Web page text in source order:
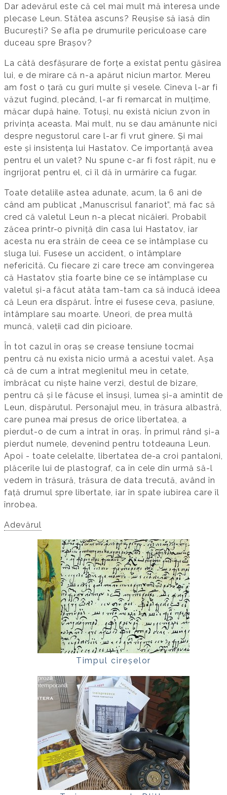
Dar adevărul este că cel mai mult mă interesa unde
plecase Leun. Stătea ascuns? Reușise să iasă din
București? Se afla pe drumurile periculoase care
duceau spre Brașov?
La câtă desfășurare de forțe a existat pentu găsirea
lui, e de mirare că n-a apărut niciun martor. Mereu
am fost o țară cu guri multe și vesele. Cineva l-ar fi
văzut fugind, plecând, l-ar fi remarcat în mulțime,
măcar după haine. Totuși, nu există niciun zvon în
privința aceasta. Mai mult, nu se dau amănunte nici
despre negustorul care l-ar fi vrut ginere. Și mai
este și insistența lui Hastatov. Ce importanță avea
pentru el un valet? Nu spune c-ar fi fost răpit, nu e
îngrijorat pentru el, ci îl dă în urmărire ca fugar.
Toate detaliile astea adunate, acum, la 6 ani de
când am publicat „Manuscrisul fanariot”, mă fac să
cred că valetul Leun n-a plecat nicăieri. Probabil
zăcea printr-o pivniță din casa lui Hastatov, iar
acesta nu era străin de ceea ce se întâmplase cu
sluga lui. Fusese un accident, o întâmplare
nefericită. Cu fiecare zi care trece am convingerea
că Hastatov știa foarte bine ce se întâmplase cu
valetul și-a făcut atâta tam-tam ca să inducă ideea
că Leun era dispărut. Între ei fusese ceva, pasiune,
întâmplare sau moarte. Uneori, de prea multă
muncă, valeții cad din picioare.
În tot cazul în oraș se crease tensiune tocmai
pentru că nu exista nicio urmă a acestui valet. Așa
că de cum a intrat meglenitul meu în cetate,
îmbrăcat cu niște haine verzi, destul de bizare,
pentru că și le făcuse el însuși, lumea și-a amintit de
Leun, dispărutul. Personajul meu, în trăsura albastră,
care punea mai presus de orice libertatea, a
pierdut-o de cum a intrat în oraș. În primul rând și-a
pierdut numele, devenind pentru totdeauna Leun.
Apoi - toate celelalte, libertatea de-a croi pantaloni,
plăcerile lui de plastograf, ca în cele din urmă să-l
vedem în trăsură, trăsura de data trecută, având în
față drumul spre libertate, iar în spate iubirea care îl
înrobea.
Adevărul
Timpul cireșelor